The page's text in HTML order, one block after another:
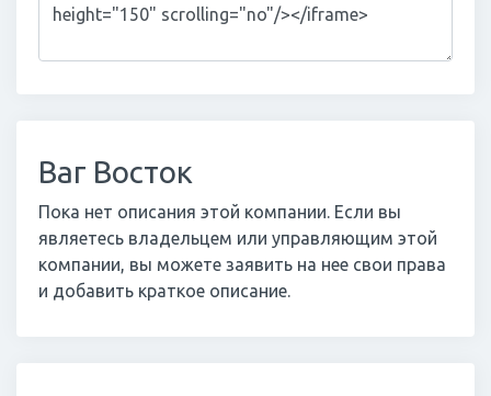
Ваг Восток
Пока нет описания этой компании. Если вы
являетесь владельцем или управляющим этой
компании, вы можете заявить на нее свои права
и добавить краткое описание.